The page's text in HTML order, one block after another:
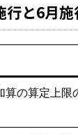
と6月施
の算定上限